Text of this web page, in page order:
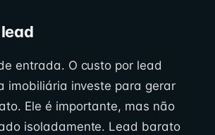
entrada. O custo por lead
imobiliária investe para gerar
Ele é importante, mas não
isoladamente. Lead barato